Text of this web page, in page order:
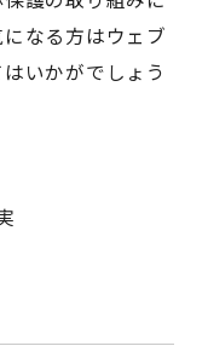
なる方はウェブ
いかがでしょう